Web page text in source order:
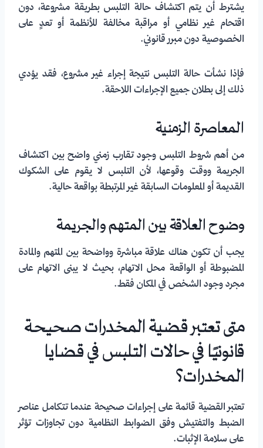
يشترط أن يتم اكتشاف حالة التلبس بطريقة مشروعة، دون
اقتحام غير نظامي أو مراقبة مخالفة للأنظمة أو تعدٍ على
الخصوصية دون مبرر قانوني.
فإذا نشأت حالة التلبس نتيجة إجراء غير مشروع، فقد يؤدي
ذلك إلى بطلان جميع الإجراءات اللاحقة.
المعاصرة الزمنية
من أهم شروط التلبس وجود تقارب زمني واضح بين اكتشاف
الجريمة ووقت وقوعها، لأن التلبس لا يقوم على الشكوك
القديمة أو المعلومات السابقة غير المرتبطة بواقعة حالية.
وضوح العلاقة بين المتهم والجريمة
يجب أن تكون هناك علاقة مباشرة وواضحة بين المتهم والمادة
المضبوطة أو الواقعة محل الاتهام، بحيث لا يبنى الاتهام على
مجرد وجود الشخص في المكان فقط.
متى تعتبر قضية المخدرات صحيحة
قانونيًا في حالات التلبس في قضايا
المخدرات؟
تعتبر القضية قائمة على إجراءات صحيحة عندما تتكامل عناصر
الضبط والتفتيش وفق الضوابط النظامية دون تجاوزات تؤثر
على سلامة الإثبات.